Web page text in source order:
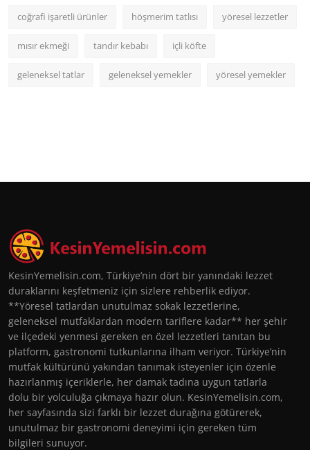
coğrafi işaretli ürünler höşmerim tatlısı yöresel lezzetler
mısır ekmeği tandır kebabı içli köfte
geleneksel tatlar geleneksel yemekler yöresel yemekler
KesinYemelisin.com, Türkiye’nin dört bir yanındaki lezzet
duraklarını keşfetmeniz için sizlere rehberlik ediyor.
**Yöresel tatlardan unutulmaz sokak lezzetlerine,
geleneksel mutfaklardan modern tariflere kadar** her şehir
ve ilçedeki yenmesi gereken en özel lezzetleri tanıtan bu
platform, gastronomi tutkunlarına ilham veriyor. Türkiye’nin
mutfak kültürünü yakından tanımak isteyenler için özenle
hazırlanmış içeriklerle, her damak tadına uygun tatlarla
dolu bir yolculuğa çıkmaya hazır olun. KesinYemelisin.com,
her sayfasında sizi farklı bir lezzet durağına götürerek,
unutulmaz bir gastronomi deneyimi için gereken tüm
bilgileri sunuyor.